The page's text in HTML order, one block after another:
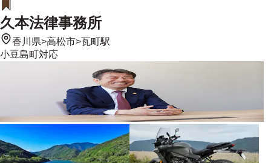
久本法律事務所
香川県>高松市>瓦町駅
小豆島町対応